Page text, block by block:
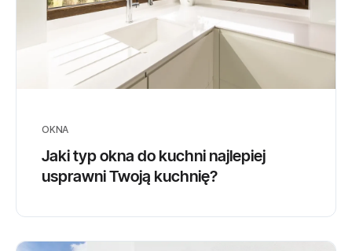
OKNA
Jaki typ okna do kuchni najlepiej
usprawni Twoją kuchnię?